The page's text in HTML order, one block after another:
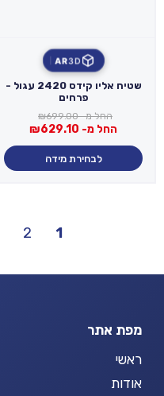
3D
AR
שטיח אליו קידס 2420 עגול -
פרחים
החל מ- ₪699.00
החל מ- ₪629.10
לבחירת מידה
1
2
מפת אתר
ראשי
אודות